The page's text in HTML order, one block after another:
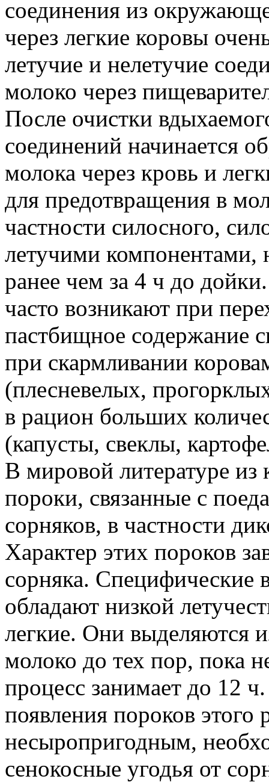
соединения из
через легкие коровы
летучие и нелетучие
молоко через
После очистки
соединений начинается
молока через кровь и
для предотвращения в
частности силосного,
летучими компонентами,
ранее чем за 4 ч до
часто возникают при
пастбищное содержание
при скармливании
(плесневелых,
в рацион больших
(капусты, свеклы,
В мировой литературе
пороки, связанные с
сорняков, в частности
Характер этих пороков
сорняка. Специфические
обладают низкой
легкие. Они выделяются
молоко до тех пор, пока
процесс занимает до 12
появления пороков
несыропригодным,
сенокосные угодья от